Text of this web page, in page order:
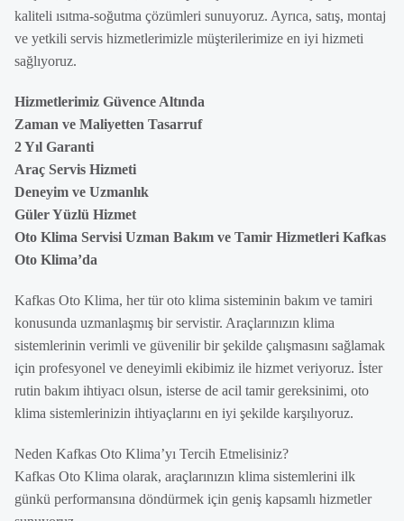
kaliteli ısıtma-soğutma çözümleri sunuyoruz. Ayrıca, satış, montaj
ve yetkili servis hizmetlerimizle müşterilerimize en iyi hizmeti
sağlıyoruz.
Hizmetlerimiz Güvence Altında
Zaman ve Maliyetten Tasarruf
2 Yıl Garanti
Araç Servis Hizmeti
Deneyim ve Uzmanlık
Güler Yüzlü Hizmet
Oto Klima Servisi Uzman Bakım ve Tamir Hizmetleri Kafkas
Oto Klima’da
Kafkas Oto Klima, her tür oto klima sisteminin bakım ve tamiri
konusunda uzmanlaşmış bir servistir. Araçlarınızın klima
sistemlerinin verimli ve güvenilir bir şekilde çalışmasını sağlamak
için profesyonel ve deneyimli ekibimiz ile hizmet veriyoruz. İster
rutin bakım ihtiyacı olsun, isterse de acil tamir gereksinimi, oto
klima sistemlerinizin ihtiyaçlarını en iyi şekilde karşılıyoruz.
Neden Kafkas Oto Klima’yı Tercih Etmelisiniz?
Kafkas Oto Klima olarak, araçlarınızın klima sistemlerini ilk
günkü performansına döndürmek için geniş kapsamlı hizmetler